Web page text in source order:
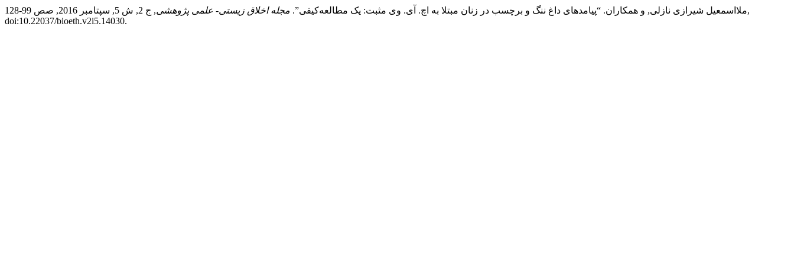
ملااسمعیل‌ شیرازی نازلی, و همکاران. “پیامدهای داغ ‌ننگ و برچسب در زنان مبتلا به اچ. آی. وی مثبت: یک مطالعه‌کیفی”. مجله اخلاق زیستی- علمی پژوهشی
, ج 2, ش 5, سپتامبر 2016, صص 99-128,
doi:10.22037/bioeth.v2i5.14030.